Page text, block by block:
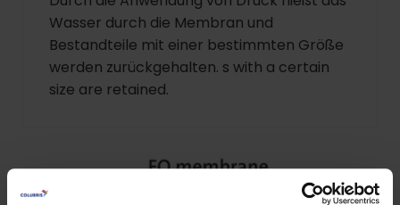
Wasser durch die Membran und
Bestandteile mit einer bestimmten Größe
werden zurückgehalten. s with a certain
size are retained.